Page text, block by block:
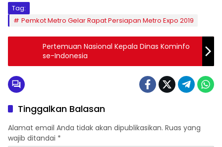
Tag:
Pemkot Metro Gelar Rapat Persiapan Metro Expo 2019
Pertemuan Nasional Kepala Dinas Kominfo
se-Indonesia
Tinggalkan Balasan
Alamat email Anda tidak akan dipublikasikan. Ruas yang
wajib ditandai *